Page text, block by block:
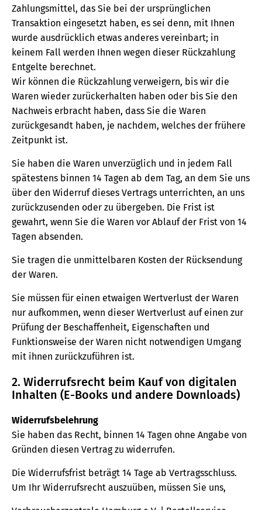
Zahlungsmittel, das Sie bei der ursprünglichen
Transaktion eingesetzt haben, es sei denn, mit Ihnen
wurde ausdrücklich etwas anderes vereinbart; in
keinem Fall werden Ihnen wegen dieser Rückzahlung
Entgelte berechnet.
Wir können die Rückzahlung verweigern, bis wir die
Waren wieder zurückerhalten haben oder bis Sie den
Nachweis erbracht haben, dass Sie die Waren
zurückgesandt haben, je nachdem, welches der frühere
Zeitpunkt ist.
Sie haben die Waren unverzüglich und in jedem Fall
spätestens binnen 14 Tagen ab dem Tag, an dem Sie uns
über den Widerruf dieses Vertrags unterrichten, an uns
zurückzusenden oder zu übergeben. Die Frist ist
gewahrt, wenn Sie die Waren vor Ablauf der Frist von 14
Tagen absenden.
Sie tragen die unmittelbaren Kosten der Rücksendung
der Waren.
Sie müssen für einen etwaigen Wertverlust der Waren
nur aufkommen, wenn dieser Wertverlust auf einen zur
Prüfung der Beschaffenheit, Eigenschaften und
Funktionsweise der Waren nicht notwendigen Umgang
mit ihnen zurückzuführen ist.
2. Widerrufsrecht beim Kauf von digitalen
Inhalten (E-Books und andere Downloads)
Widerrufsbelehrung
Sie haben das Recht, binnen 14 Tagen ohne Angabe von
Gründen diesen Vertrag zu widerrufen.
Die Widerrufsfrist beträgt 14 Tage ab Vertragsschluss.
Um Ihr Widerrufsrecht auszuüben, müssen Sie uns,